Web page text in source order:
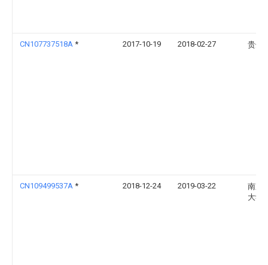
CN107737518A * 2017-10-19 2018-02-27 贵州
CN109499537A * 2018-12-24 2019-03-22
南京
大学